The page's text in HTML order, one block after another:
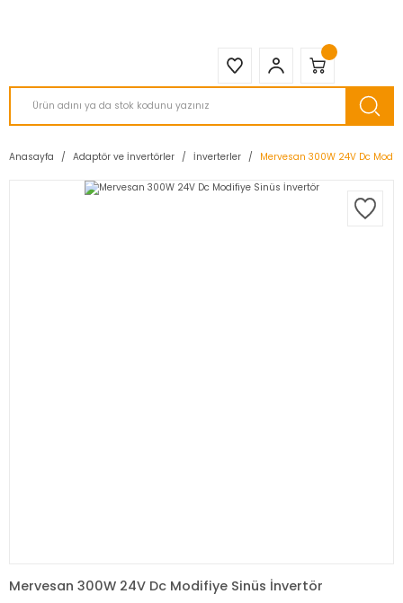
Anasayfa Adaptör ve İnvertörler İnverterler Mervesan 300W 24V Dc
Mervesan 300W 24V Dc Modifiye Sinüs İnvertör